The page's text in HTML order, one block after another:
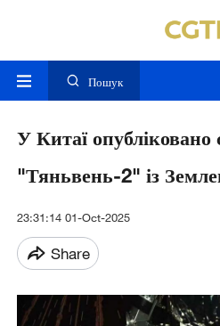
Пошук
У Китаї опубліковано
"Тяньвень-2" із
23:31:14 01-Oct-2025
Share